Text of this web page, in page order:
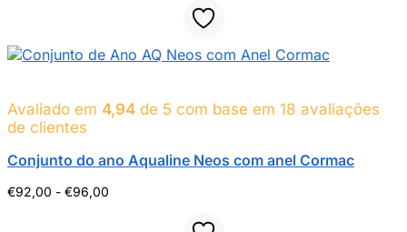
Avaliado em 4,94 de 5 com base em 18 avaliações
de clientes
Conjunto do ano Aqualine Neos com anel Cormac
€92,00 - €96,00